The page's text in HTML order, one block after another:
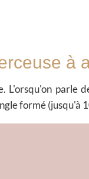
à
L'orsqu'on parle
formé (jusqu'à